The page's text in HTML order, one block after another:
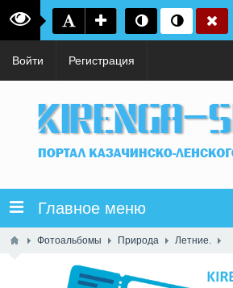
Войти Регистрация
Главное меню
Фотоальбомы Природа Летние.